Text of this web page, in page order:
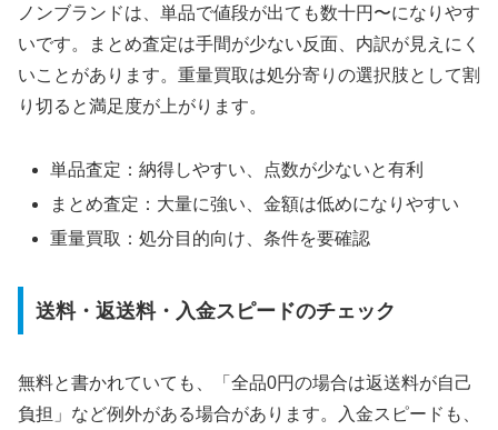
ノンブランドは、単品で値段が出ても数十円〜になりやす
いです。まとめ査定は手間が少ない反面、内訳が見えにく
いことがあります。重量買取は処分寄りの選択肢として割
り切ると満足度が上がります。
単品査定：納得しやすい、点数が少ないと有利
まとめ査定：大量に強い、金額は低めになりやすい
重量買取：処分目的向け、条件を要確認
送料・返送料・入金スピードのチェック
無料と書かれていても、「全品0円の場合は返送料が自己
負担」など例外がある場合があります。入金スピードも、